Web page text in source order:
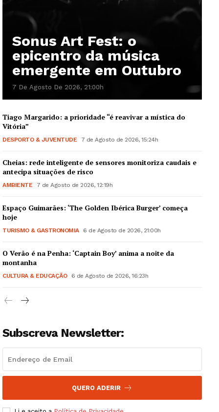
Guimarães, agora!
Institucional
Artigos
Edição Digital
Grande Entrevista
Sonus Art Fest: o
epicentro da música
emergente em Outubro
7 De Agosto De 2026, 21:00h
Tiago Margarido: a prioridade “é reavivar a mística do
Vitória”
DESPORTO & JUVENTUDE 7 de Agosto de 2026, 15:24h
Cheias: rede inteligente de sensores monitoriza caudais e
antecipa situações de risco
AMBIENTE 7 de Agosto de 2026, 12:19h
Espaço Guimarães: ‘The Golden Ibérica Burger’ começa
hoje
TURISMO & GASTRONOMIA 6 de Agosto de 2026, 21:00h
O Verão é na Penha: ‘Captain Boy’ anima a noite da
montanha
CULTURA & EDUCAÇÃO 6 de Agosto de 2026, 16:23h
Subscreva Newsletter:
QUERO ADERIR